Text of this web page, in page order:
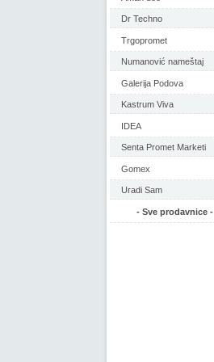
Dr Techno
Trgopromet
Numanović nameštaj
Galerija Podova
Kastrum Viva
IDEA
Senta Promet Marketi
Gomex
Uradi Sam
- Sve prodavnice -